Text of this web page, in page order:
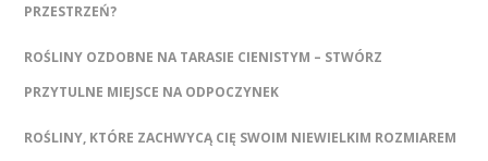
PRZESTRZEŃ?
ROŚLINY OZDOBNE NA TARASIE CIENISTYM – STWÓRZ
PRZYTULNE MIEJSCE NA ODPOCZYNEK
ROŚLINY, KTÓRE ZACHWYCĄ CIĘ SWOIM NIEWIELKIM ROZMIAREM